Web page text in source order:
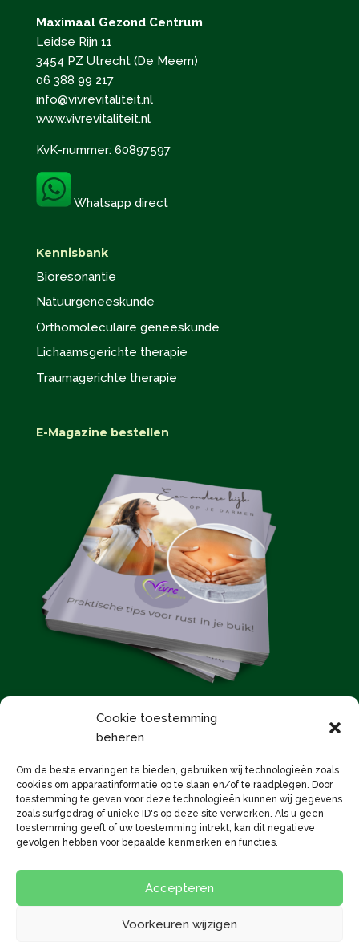
Cookie toestemming
beheren
Om de beste ervaringen te bieden, gebruiken wij technologieën zoals
cookies om apparaatinformatie op te slaan en/of te raadplegen. Door
toestemming te geven voor deze technologieën kunnen wij gegevens
zoals surfgedrag of unieke ID's op deze site verwerken. Als u geen
toestemming geeft of uw toestemming intrekt, kan dit negatieve
gevolgen hebben voor bepaalde kenmerken en functies.
Accepteren
Voorkeuren wijzigen
Maximaal Gezond Centrum
Leidse Rijn 11
3454 PZ Utrecht (De Meern)
06 388 99 217
info@vivrevitaliteit.nl
www.vivrevitaliteit.nl
KvK-nummer: 60897597
Whatsapp direct
Kennisbank
Bioresonantie
Natuurgeneeskunde
Orthomoleculaire geneeskunde
Lichaamsgerichte therapie
Traumagerichte therapie
E-Magazine bestellen
E-Magazine bestellen
Algemene voorwaarden
Cookiebeleid
Jouw investering
Route
Nieuwsbrief Vivre